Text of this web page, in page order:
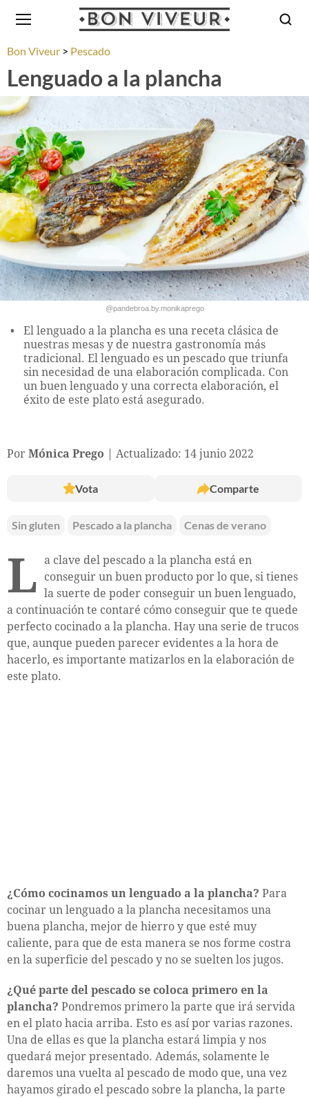
Bon Viveur Pescado
Lenguado a la plancha
@pandebroa.by.monikaprego
El lenguado a la plancha es una receta clásica de
nuestras mesas y de nuestra gastronomía más
tradicional. El lenguado es un pescado que triunfa
sin necesidad de una elaboración complicada. Con
un buen lenguado y una correcta elaboración, el
éxito de este plato está asegurado.
Por Mónica Prego Actualizado: 14 junio 2022
Vota Comparte
Sin gluten Pescado a la plancha Cenas de verano
L a clave del pescado a la plancha está en
conseguir un buen producto por lo que, si tienes
la suerte de poder conseguir un buen lenguado,
a continuación te contaré cómo conseguir que te quede
perfecto cocinado a la plancha. Hay una serie de trucos
que, aunque pueden parecer evidentes a la hora de
hacerlo, es importante matizarlos en la elaboración de
este plato.
¿Cómo cocinamos un lenguado a la plancha? Para
cocinar un lenguado a la plancha necesitamos una
buena plancha, mejor de hierro y que esté muy
caliente, para que de esta manera se nos forme costra
en la superficie del pescado y no se suelten los jugos.
¿Qué parte del pescado se coloca primero en la
plancha? Pondremos primero la parte que irá servida
en el plato hacia arriba. Esto es así por varias razones.
Una de ellas es que la plancha estará limpia y nos
quedará mejor presentado. Además, solamente le
daremos una vuelta al pescado de modo que, una vez
hayamos girado el pescado sobre la plancha, la parte